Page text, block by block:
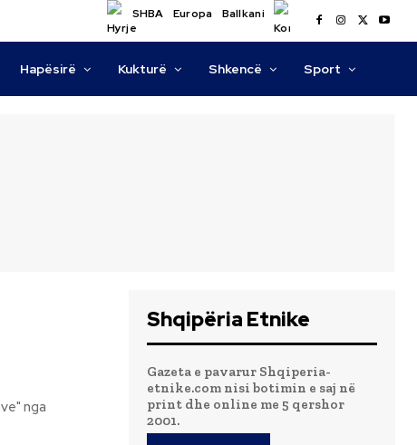
SHBA Europa Ballkani
Hapësirë Kukturë Shkencë Sport
Shqipëria Etnike
Gazeta e pavarur Shqiperia-
etnike.com nisi botimin e saj në
print dhe online me 5 qershor
2001.